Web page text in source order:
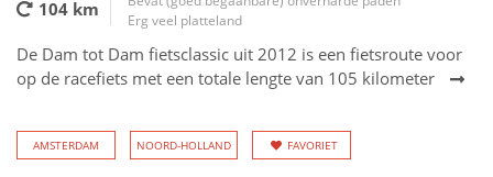
104 km
Erg veel platteland
De Dam tot Dam fietsclassic uit 2012 is een fietsroute voor
op de racefiets met een totale lengte van 105 kilometer
AMSTERDAM NOORD-HOLLAND FAVORIET